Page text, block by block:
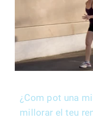
¿Com pot una
millorar el teu